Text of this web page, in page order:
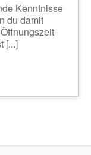
Kenntnisse
du damit
[...]